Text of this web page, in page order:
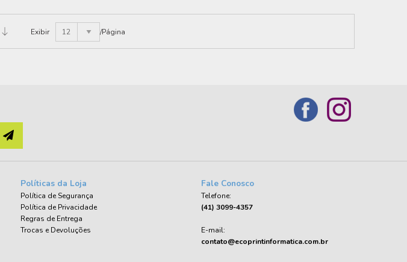
Exibir 12 /Página
Políticas da Loja
Política de Segurança
Política de Privacidade
Regras de Entrega
Trocas e Devoluções
Fale Conosco
Telefone:
(41) 3099-4357
E-mail:
contato@ecoprintinformatica.com.br